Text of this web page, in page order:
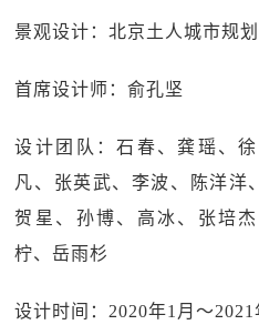
景观设计：北京土人城市规
首席设计师：俞孔坚
设计团队：石春、龚瑶、
凡、张英武、李波、陈洋洋
贺星、孙博、高冰、张培
柠、岳雨杉
设计时间：2020年1月～2021